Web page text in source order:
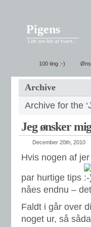
Pigens
Lidt om lidt af hvert…
100 ting :-)
Archive
Archive for the
Jeg ønsker
December 20th, 2010
Hvis nogen af
par hurtige tips
nåes endnu –
Faldt i går over
noget ur, så